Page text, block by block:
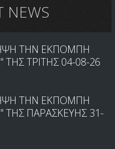
NEWS
ΤΗΝ ΕΚΠΟΜΠΗ
ΤΗΣ ΤΡΙΤΗΣ 04-08-26
ΤΗΝ ΕΚΠΟΜΠΗ
ΤΗΣ ΠΑΡΑΣΚΕΥΗΣ 31-